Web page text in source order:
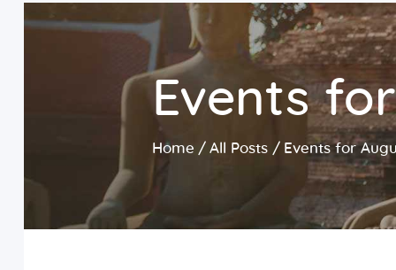
Events
Home All Posts Events for